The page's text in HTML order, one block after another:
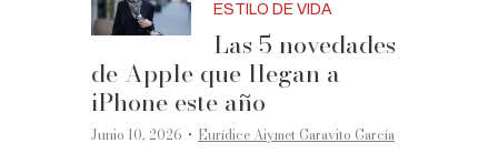
ESTILO DE VIDA
Las 5 novedades
de Apple que llegan a
iPhone este año
Junio 10, 2026 ·Eurídice Aiymet Garavito García